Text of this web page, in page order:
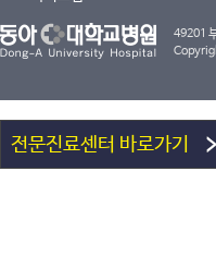
전문진료센터 바로가기
49201